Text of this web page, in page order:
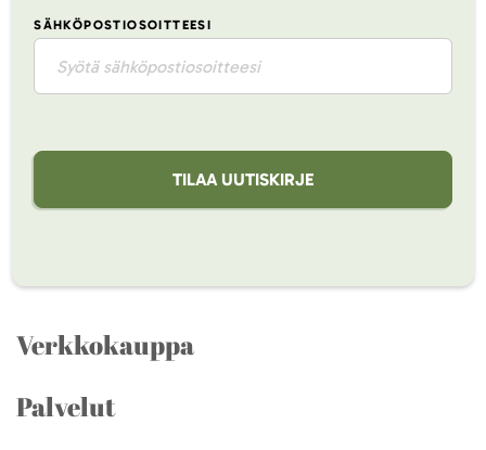
SÄHKÖPOSTIOSOITTEESI
TILAA UUTISKIRJE
Verkkokauppa
Palvelut